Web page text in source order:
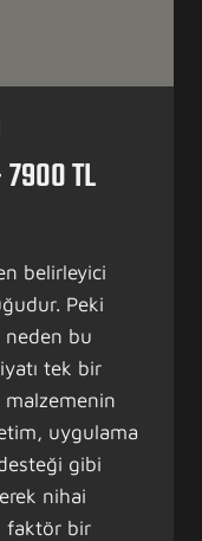
7900 TL
belirleyici
Peki
neden bu
tek bir
malzemenin
uygulama
gibi
nihai
faktör bir